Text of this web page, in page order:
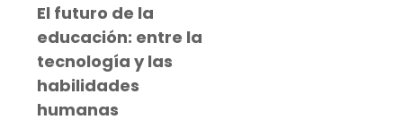
El futuro de la
educación: entre la
tecnología y las
habilidades
humanas